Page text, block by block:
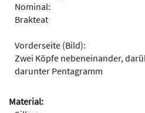
Nominal:
Brakteat
Vorderseite (Bild):
Zwei Köpfe nebeneinander,
darunter Pentagramm
Material: